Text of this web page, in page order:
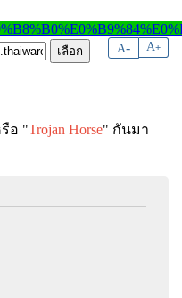
A- A+
อ "Trojan Horse" กันมา